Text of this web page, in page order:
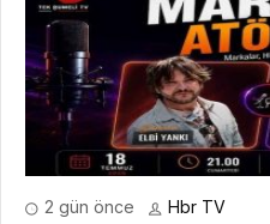
2 gün önce Hbr TV